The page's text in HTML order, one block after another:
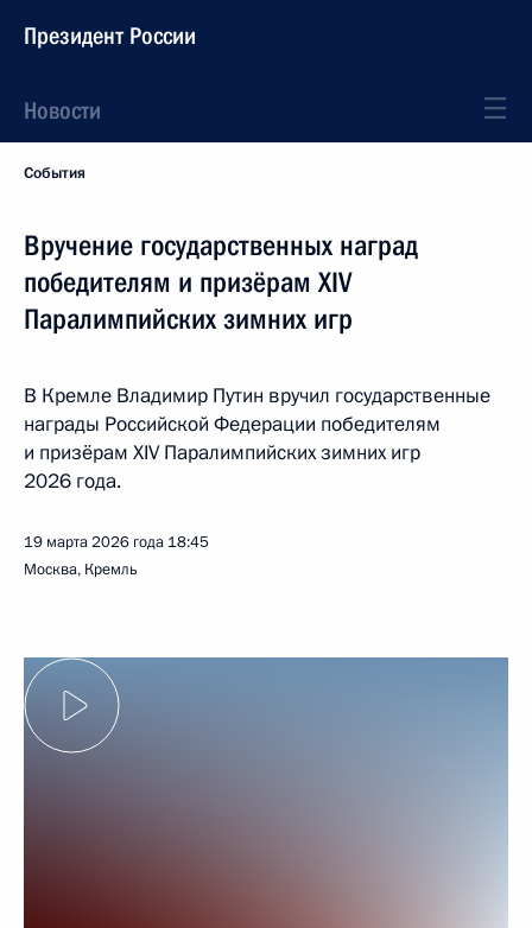
Президент России
Новости
События
Вручение государственных наград
победителям и призёрам ХIV
Паралимпийских зимних игр
В Кремле Владимир Путин вручил государственные
награды Российской Федерации победителям
и призёрам ХIV Паралимпийских зимних игр
2026 года.
19 марта 2026 года 18:45
Москва, Кремль